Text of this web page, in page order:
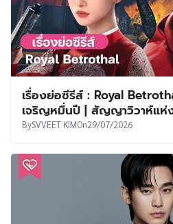
เรื่องย่อซีรีส์ : Royal
เจริญหมื่นปี | สัญญาวิวาห์แห่
BySVVEET KIMOn29/07/2026